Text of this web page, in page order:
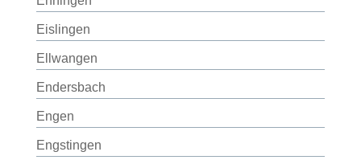
Eislingen
Ellwangen
Endersbach
Engen
Engstingen